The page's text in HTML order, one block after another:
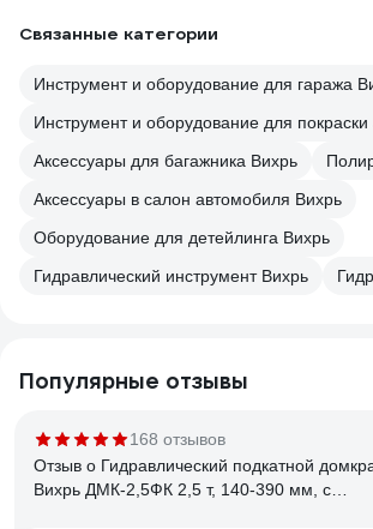
Связанные категории
Инструмент и оборудование для гаража
Инструмент и оборудование для покраски
Аксессуары для багажника Вихрь
Аксессуары в салон автомобиля Вихрь
Оборудование для детейлинга Вихрь
Гидравлический инструмент Вихрь
Популярные отзывы
168 отзывов
Отзыв о Гидравлический подкатной
Вихрь ДМК-2,5ФК 2,5 т, 140-390 мм, с